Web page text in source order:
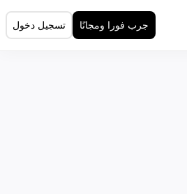
جرب فورا ومجانًا تسجيل دخول